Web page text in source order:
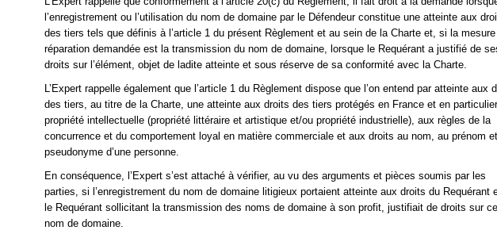
l’enregistrement ou l’utilisation du nom de domaine par le Défendeur constitue une atteinte aux
des tiers tels que définis à l’article 1 du présent Règlement et au sein de la Charte et, si la
réparation demandée est la transmission du nom de domaine, lorsque le Requérant a justifié de
droits sur l’élément, objet de ladite atteinte et sous réserve de sa conformité avec la Charte.
L’Expert rappelle également que l’article 1 du Règlement dispose que l’on entend par atteinte aux
des tiers, au titre de la Charte, une atteinte aux droits des tiers protégés en France et en
propriété intellectuelle (propriété littéraire et artistique et/ou propriété industrielle), aux règles de la
concurrence et du comportement loyal en matière commerciale et aux droits au nom, au prénom
pseudonyme d’une personne.
En conséquence, l’Expert s’est attaché à vérifier, au vu des arguments et pièces soumis par les
parties, si l’enregistrement du nom de domaine litigieux portaient atteinte aux droits du Requérant
le Requérant sollicitant la transmission des noms de domaine à son profit, justifiait de droits sur ce
nom de domaine.